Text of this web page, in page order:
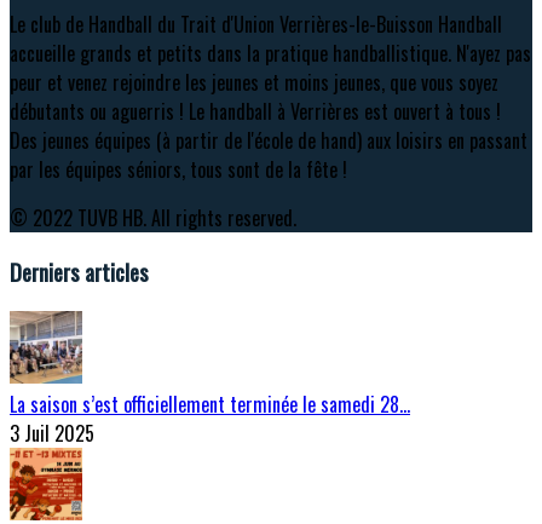
Le club de Handball du Trait d'Union Verrières-le-Buisson Handball
accueille grands et petits dans la pratique handballistique. N'ayez pas
peur et venez rejoindre les jeunes et moins jeunes, que vous soyez
débutants ou aguerris ! Le handball à Verrières est ouvert à tous !
Des jeunes équipes (à partir de l'école de hand) aux loisirs en passant
par les équipes séniors, tous sont de la fête !
© 2022 TUVB HB. All rights reserved.
Derniers articles
La saison s’est officiellement terminée le samedi 28…
3 Juil 2025